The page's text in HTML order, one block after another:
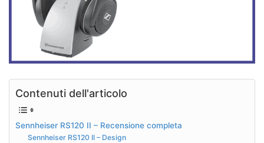
Contenuti dell'articolo
Sennheiser RS120 II – Recensione completa
Sennheiser RS120 II – Design